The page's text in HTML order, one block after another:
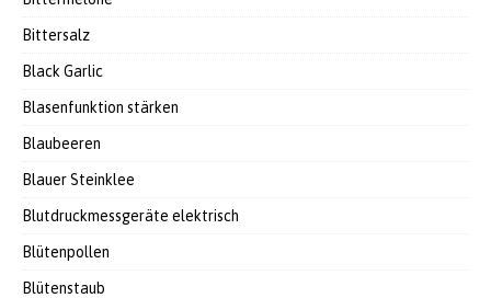
Bittersalz
Black Garlic
Blasenfunktion stärken
Blaubeeren
Blauer Steinklee
Blutdruckmessgeräte elektrisch
Blütenpollen
Blütenstaub